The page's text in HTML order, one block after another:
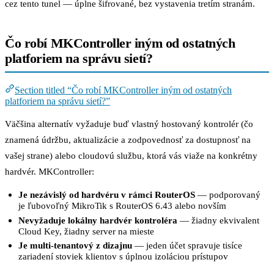
cez tento tunel — úplne šifrované, bez vystavenia tretím stranám.
Čo robí MKController iným od ostatných
platforiem na správu sietí?
Section titled “Čo robí MKController iným od ostatných
platforiem na správu sietí?”
Väčšina alternatív vyžaduje buď vlastný hostovaný kontrolér (čo
znamená údržbu, aktualizácie a zodpovednosť za dostupnosť na
vašej strane) alebo cloudovú službu, ktorá vás viaže na konkrétny
hardvér. MKController:
Je nezávislý od hardvéru v rámci RouterOS — podporovaný
je ľubovoľný MikroTik s RouterOS 6.43 alebo novším
Nevyžaduje lokálny hardvér kontroléra — žiadny ekvivalent
Cloud Key, žiadny server na mieste
Je multi-tenantový z dizajnu — jeden účet spravuje tisíce
zariadení stoviek klientov s úplnou izoláciou prístupov